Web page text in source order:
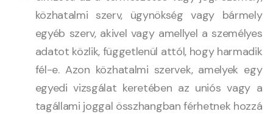
közhatalmi szerv, ügynökség vagy bármely
egyéb szerv, akivel vagy amellyel a személyes
adatot közlik, függetlenül attól, hogy harmadik
fél-e. Azon közhatalmi szervek, amelyek egy
egyedi vizsgálat keretében az uniós vagy a
tagállami joggal összhangban férhetnek hozzá